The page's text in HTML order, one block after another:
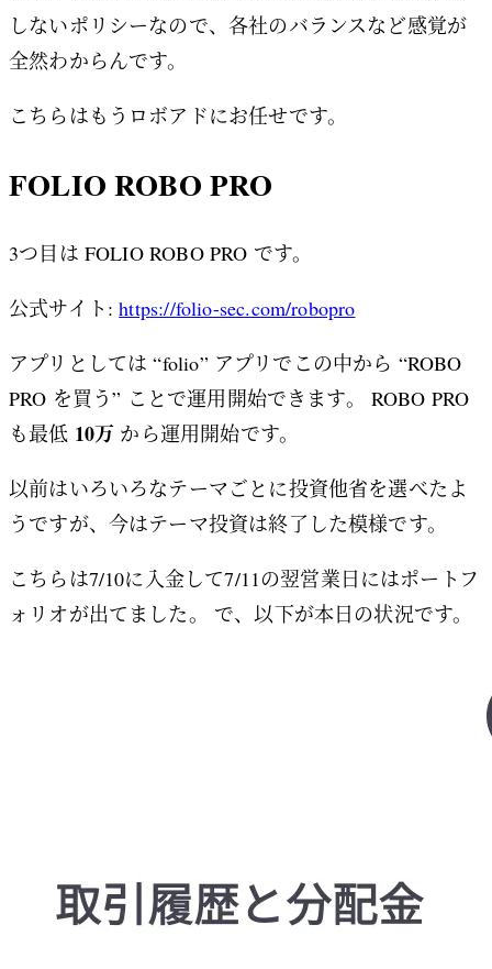
しないポリシーなので、各社のバランスなど感覚が
全然わからんです。
こちらはもうロボアドにお任せです。
FOLIO ROBO PRO
3つ目は FOLIO ROBO PRO です。
公式サイト:https://folio-sec.com/robopro
アプリとしては “folio” アプリでこの中から “ROBO
PRO を買う” ことで運用開始できます。 ROBO PRO
も最低 10万 から運用開始です。
以前はいろいろなテーマごとに投資他省を選べたよ
うですが、今はテーマ投資は終了した模様です。
こちらは7/10に入金して7/11の翌営業日にはポートフ
ォリオが出てました。 で、以下が本日の状況です。